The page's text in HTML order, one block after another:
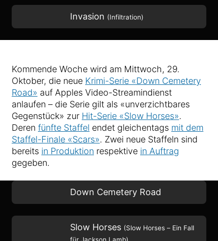
Invasion (Infiltration)
Kommende Woche wird am Mittwoch, 29.
Oktober, die neue Krimi-Serie «Down Cemetery
Road» auf Apples Video-Streamindienst
anlaufen – die Serie gilt als «unverzichtbares
Gegenstück» zur Hit-Serie «Slow Horses».
Deren fünfte Staffel endet gleichentags mit dem
Staffel-Finale «Scars». Zwei neue Staffeln sind
bereits in Produktion respektive in Auftrag
gegeben.
Down Cemetery Road
Slow Horses (Slow Horses – Ein Fall